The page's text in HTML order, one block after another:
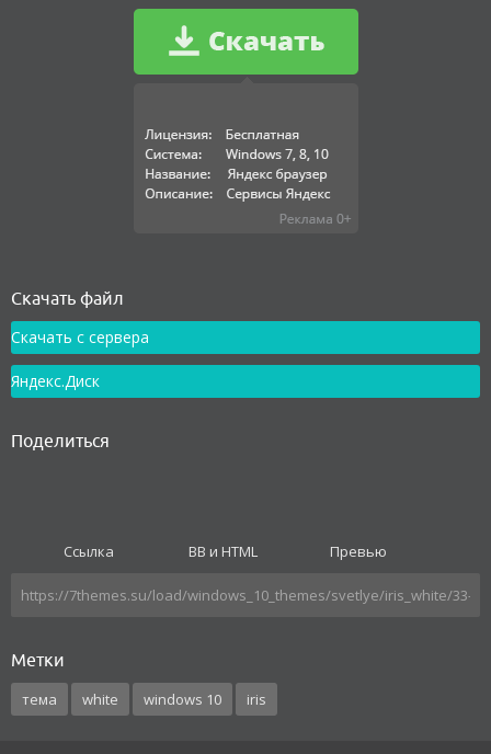
Как установить
Скачать файл
Скачать с сервера
Яндекс.Диск
Поделиться
Ссылка BB и HTML Превью
Метки
тема white windows 10 iris